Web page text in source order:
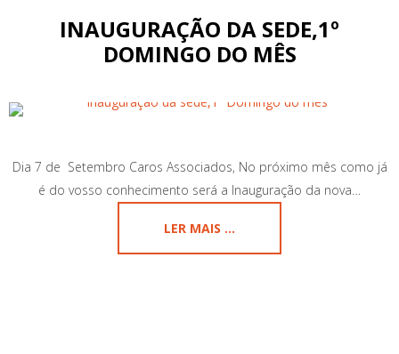
INAUGURAÇÃO DA SEDE,1º
DOMINGO DO MÊS
Dia 7 de Setembro Caros Associados, No próximo mês como já
é do vosso conhecimento será a Inauguração da nova…
LER MAIS ...